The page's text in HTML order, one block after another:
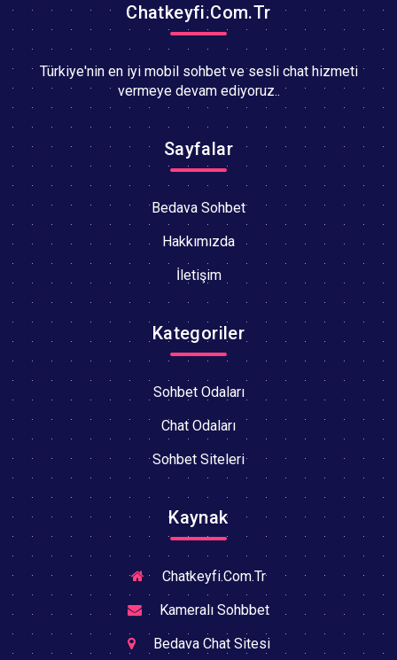
Chatkeyfi.Com.Tr
Türkiye'nin en iyi mobil sohbet ve sesli chat hizmeti
vermeye devam ediyoruz..
Sayfalar
Bedava Sohbet
Hakkımızda
İletişim
Kategoriler
Sohbet Odaları
Chat Odaları
Sohbet Siteleri
Kaynak
Chatkeyfi.Com.Tr
Kameralı Sohbbet
Bedava Chat Sitesi